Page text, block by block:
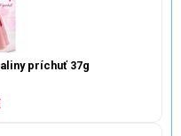
príchuť 37g